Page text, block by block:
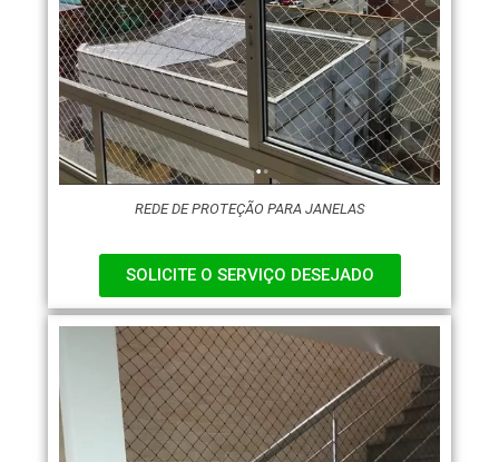
REDE DE PROTEÇÃO PARA JANELAS
SOLICITE O SERVIÇO DESEJADO